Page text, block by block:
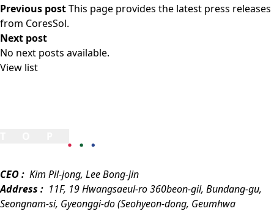
Previous postThis page provides the latest press releases
from CoresSol.
Next post
No next posts available.
View list
CEO : Kim Pil-jong, Lee Bong-jin
Address : 11F, 19 Hwangsaeul-ro 360beon-gil, Bundang-gu,
Seongnam-si, Gyeonggi-do (Seohyeon-dong, Geumhwa